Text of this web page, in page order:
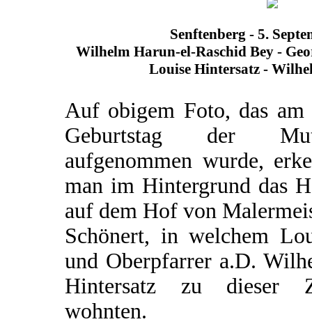
Senftenberg - 5.
Wilhelm Harun-el-Raschid Bey -
Louise Hintersatz -
Auf obigem Foto, das am
Geburtstag der
aufgenommen wurde,
man im Hintergrund das
auf dem Hof von
Schönert, in welchem
und Oberpfarrer a.D.
Hintersatz zu dieser
wohnten.